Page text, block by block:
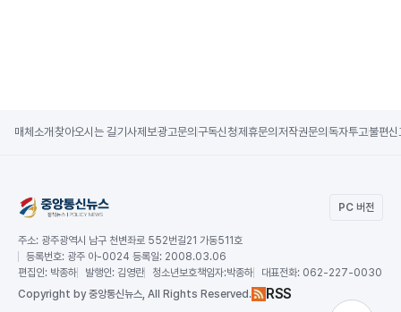
매체소개 찾아오시는 길기사제보광고문의 구독신청제휴문의 저작권문의 독자투고불편신
PC 버전
주소: 광주광역시 남구 천변좌로 552번길21 가동511호
등록번호: 광주 아-0024 등록일: 2008.03.06
편집인: 박종하 발행인: 김영란 청소년보호책임자:박종하 대표전화: 062-227-0030
Copyright by 중앙통신뉴스, All Rights Reserved. RSS